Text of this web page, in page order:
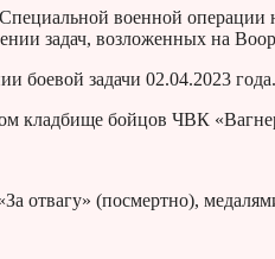
военной операции
задач, возложенных на
боевой задачи 02.04.2023 года.
кладбище бойцов ЧВК
отвагу» (посмертно),